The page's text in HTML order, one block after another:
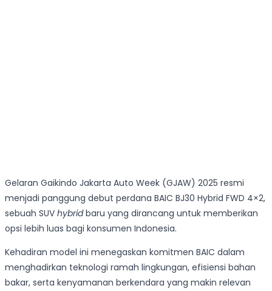
Gelaran Gaikindo Jakarta Auto Week (GJAW) 2025 resmi
menjadi panggung debut perdana BAIC BJ30 Hybrid FWD 4×2,
sebuah SUV hybridbaru yang dirancang untuk memberikan
opsi lebih luas bagi konsumen Indonesia.
Kehadiran model ini menegaskan komitmen BAIC dalam
menghadirkan teknologi ramah lingkungan, efisiensi bahan
bakar, serta kenyamanan berkendara yang makin relevan